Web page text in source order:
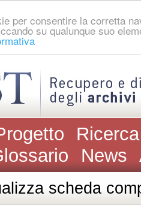
per consentire la corretta
su qualunque suo
News
scheda